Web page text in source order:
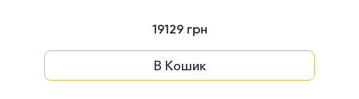
19129 грн
В Кошик